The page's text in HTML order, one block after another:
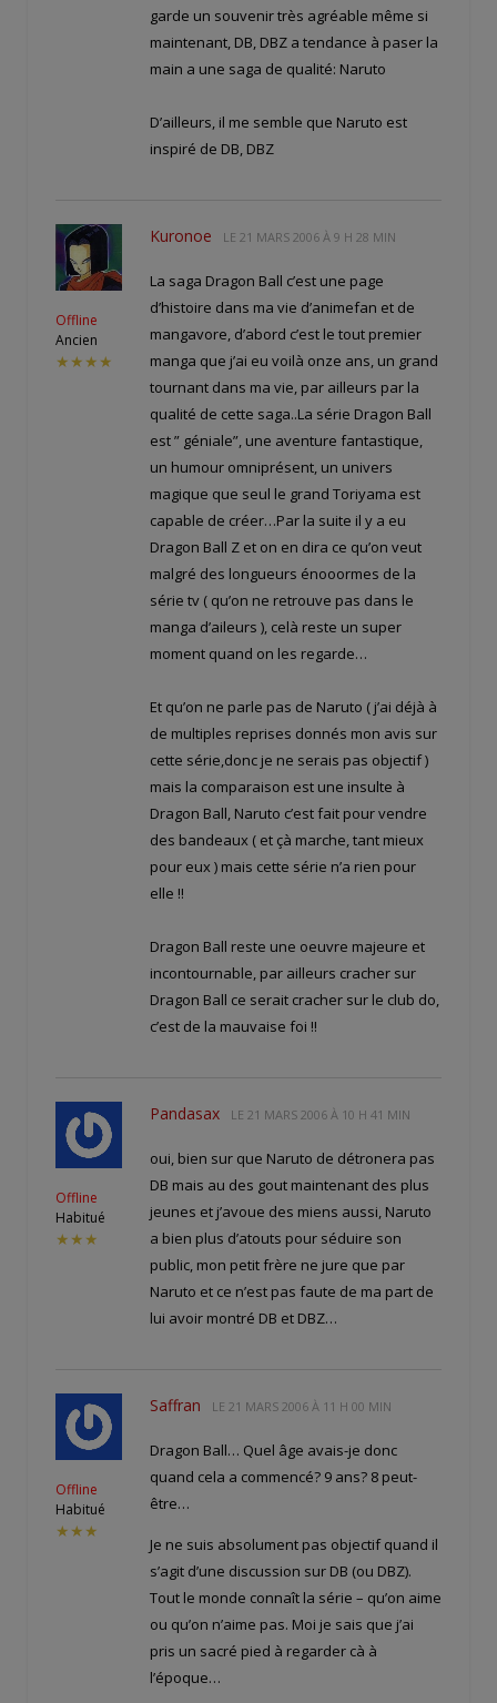
garde un souvenir très agréable même si
maintenant, DB, DBZ a tendance à paser la
main a une saga de qualité: Naruto
D’ailleurs, il me semble que Naruto est
inspiré de DB, DBZ
Offline
Ancien
★★★★
Kuronoe LE 21 MARS 2006 À 9 H 28 MIN
La saga Dragon Ball c’est une page
d’histoire dans ma vie d’animefan et de
mangavore, d’abord c’est le tout premier
manga que j’ai eu voilà onze ans, un grand
tournant dans ma vie, par ailleurs par la
qualité de cette saga..La série Dragon Ball
est ” géniale”, une aventure fantastique,
un humour omniprésent, un univers
magique que seul le grand Toriyama est
capable de créer…Par la suite il y a eu
Dragon Ball Z et on en dira ce qu’on veut
malgré des longueurs énooormes de la
série tv ( qu’on ne retrouve pas dans le
manga d’aileurs ), celà reste un super
moment quand on les regarde…
Et qu’on ne parle pas de Naruto ( j’ai déjà à
de multiples reprises donnés mon avis sur
cette série,donc je ne serais pas objectif )
mais la comparaison est une insulte à
Dragon Ball, Naruto c’est fait pour vendre
des bandeaux ( et çà marche, tant mieux
pour eux ) mais cette série n’a rien pour
elle !!
Dragon Ball reste une oeuvre majeure et
incontournable, par ailleurs cracher sur
Dragon Ball ce serait cracher sur le club do,
c’est de la mauvaise foi !!
Offline
Habitué
★★★
Pandasax LE 21 MARS 2006 À 10 H 41 MIN
oui, bien sur que Naruto de détronera pas
DB mais au des gout maintenant des plus
jeunes et j’avoue des miens aussi, Naruto
a bien plus d’atouts pour séduire son
public, mon petit frère ne jure que par
Naruto et ce n’est pas faute de ma part de
lui avoir montré DB et DBZ…
Offline
Habitué
★★★
Saffran LE 21 MARS 2006 À 11 H 00 MIN
Dragon Ball… Quel âge avais-je donc
quand cela a commencé? 9 ans? 8 peut-
être…
Je ne suis absolument pas objectif quand il
s’agit d’une discussion sur DB (ou DBZ).
Tout le monde connaît la série – qu’on aime
ou qu’on n’aime pas. Moi je sais que j’ai
pris un sacré pied à regarder cà à
l’époque…